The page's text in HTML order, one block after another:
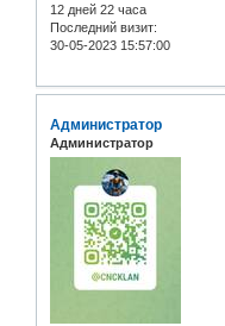
12 дней 22 часа
Последний визит:
30-05-2023 15:57:00
Администратор
Администратор